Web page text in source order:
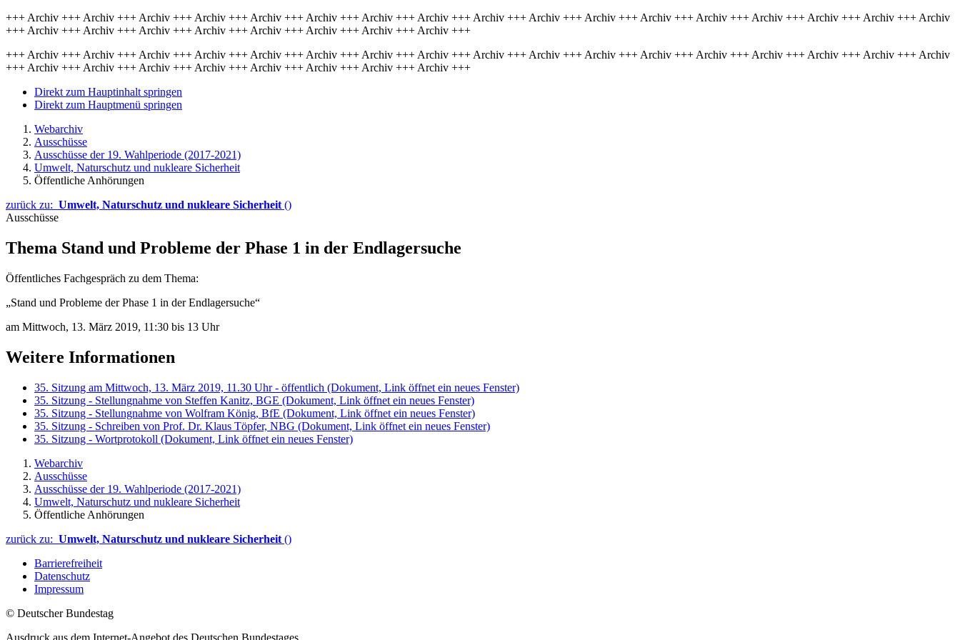
+++ Archiv +++ Archiv +++ Archiv +++ Archiv +++ Archiv +++ Archiv +++ Archiv +++ Archiv +++ Archiv +++ Archiv +++ Archiv +++ Archiv +++ Archiv +++ Archiv +++ Archiv +++ Archiv +++ Archiv
+++ Archiv +++ Archiv +++ Archiv +++ Archiv +++ Archiv +++ Archiv +++ Archiv +++ Archiv +++
+++ Archiv +++ Archiv +++ Archiv +++ Archiv +++ Archiv +++ Archiv +++ Archiv +++ Archiv +++ Archiv +++ Archiv +++ Archiv +++ Archiv +++ Archiv +++ Archiv +++ Archiv +++ Archiv +++ Archiv
+++ Archiv +++ Archiv +++ Archiv +++ Archiv +++ Archiv +++ Archiv +++ Archiv +++ Archiv +++
Direkt zum Hauptinhalt springen
Direkt zum Hauptmenü springen
Webarchiv
Ausschüsse
Ausschüsse der 19. Wahlperiode (2017-2021)
Umwelt, Naturschutz und nukleare Sicherheit
Öffentliche Anhörungen
zurück zu: Umwelt, Naturschutz und nukleare Sicherheit ()
Ausschüsse
Thema Stand und Probleme der Phase 1 in der Endlagersuche
Öffentliches Fachgespräch zu dem Thema:
„Stand und Probleme der Phase 1 in der Endlagersuche“
am Mittwoch, 13. März 2019, 11:30 bis 13 Uhr
Weitere Informationen
35. Sitzung am Mittwoch, 13. März 2019, 11.30 Uhr - öffentlich (Dokument, Link öffnet ein neues Fenster)
35. Sitzung - Stellungnahme von Steffen Kanitz, BGE (Dokument, Link öffnet ein neues Fenster)
35. Sitzung - Stellungnahme von Wolfram König, BfE (Dokument, Link öffnet ein neues Fenster)
35. Sitzung - Schreiben von Prof. Dr. Klaus Töpfer, NBG (Dokument, Link öffnet ein neues Fenster)
35. Sitzung - Wortprotokoll (Dokument, Link öffnet ein neues Fenster)
Webarchiv
Ausschüsse
Ausschüsse der 19. Wahlperiode (2017-2021)
Umwelt, Naturschutz und nukleare Sicherheit
Öffentliche Anhörungen
zurück zu: Umwelt, Naturschutz und nukleare Sicherheit ()
Barrierefreiheit
Datenschutz
Impressum
© Deutscher Bundestag
Ausdruck aus dem Internet-Angebot des Deutschen Bundestages